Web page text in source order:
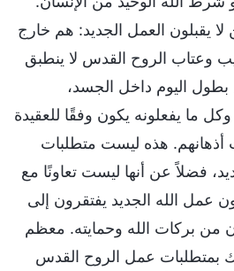
يقبلون العمل الجديد: هم خارج
وعتاب الروح القدس لا ينطبق
بطول اليوم داخل الجسد،
ما يفعلونه يكون وفقًا للعقيدة
أذهانهم. هذه ليست متطلبات
فضلاً عن أنها ليست تعاونًا مع
عمل الله الجديد يفتقرون إلى
من بركات الله وحمايته. معظم
بمتطلبات عمل الروح القدس